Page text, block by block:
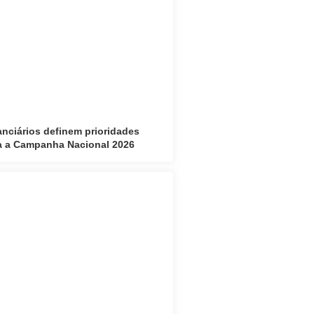
definem prioridades
a Campanha Nacional 2026